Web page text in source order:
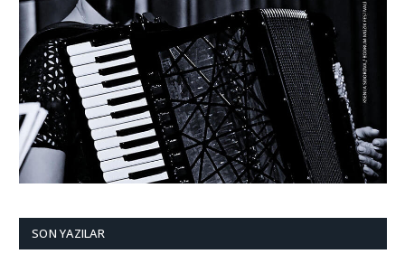
SON YAZILAR